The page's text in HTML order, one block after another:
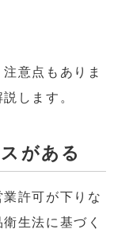
意点もありま
します。
がある
許可が下りな
生法に基づく